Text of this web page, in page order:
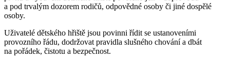
a pod trvalým dozorem rodičů, odpovědné osoby či jiné dospělé
osoby.
Uživatelé dětského hřiště jsou povinni řídit se ustanoveními
provozního řádu, dodržovat pravidla slušného chování a dbát
na pořádek, čistotu a bezpečnost.